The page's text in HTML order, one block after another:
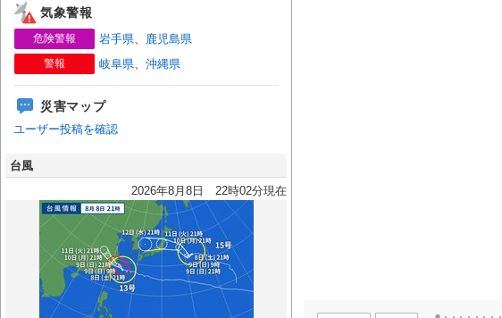
気象警報
危険警報 岩手県、 鹿児島県
警報 岐阜県、 沖縄県
災害マップ
ユーザー投稿を確認
台風
2026年8月8日 22時02分現在